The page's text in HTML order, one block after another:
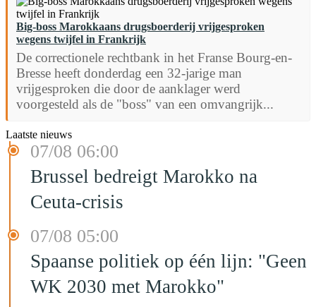
Big-boss Marokkaans drugsboerderij vrijgesproken
wegens twijfel in Frankrijk
De correctionele rechtbank in het Franse Bourg-en-
Bresse heeft donderdag een 32-jarige man
vrijgesproken die door de aanklager werd
voorgesteld als de "boss" van een omvangrijk...
Laatste nieuws
07/08 06:00
Brussel bedreigt Marokko na
Ceuta-crisis
07/08 05:00
Spaanse politiek op één lijn: "Geen
WK 2030 met Marokko"